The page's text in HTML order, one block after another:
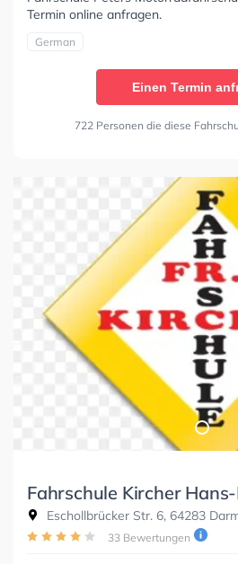
Termin online anfragen.
German
Einen Termin
722 Personen die diese
Fahrschule Kircher
Eschollbrücker Str. 6, 64283
33 Bewertungen